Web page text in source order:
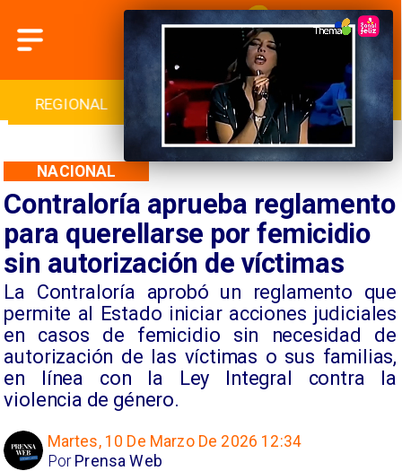
INTERNACIONAL DEPORTES CULTURA
Contraloría aprueba reglamento
para querellarse por femicidio
sin autorización de víctimas
La Contraloría aprobó un reglamento que
permite al Estado iniciar acciones judiciales
en casos de femicidio sin necesidad de
autorización de las víctimas o sus familias,
en línea con la Ley Integral contra la
violencia de género.
NACIONAL
Martes, 10 De Marzo De 2026 12:34
Prensa Web
Por